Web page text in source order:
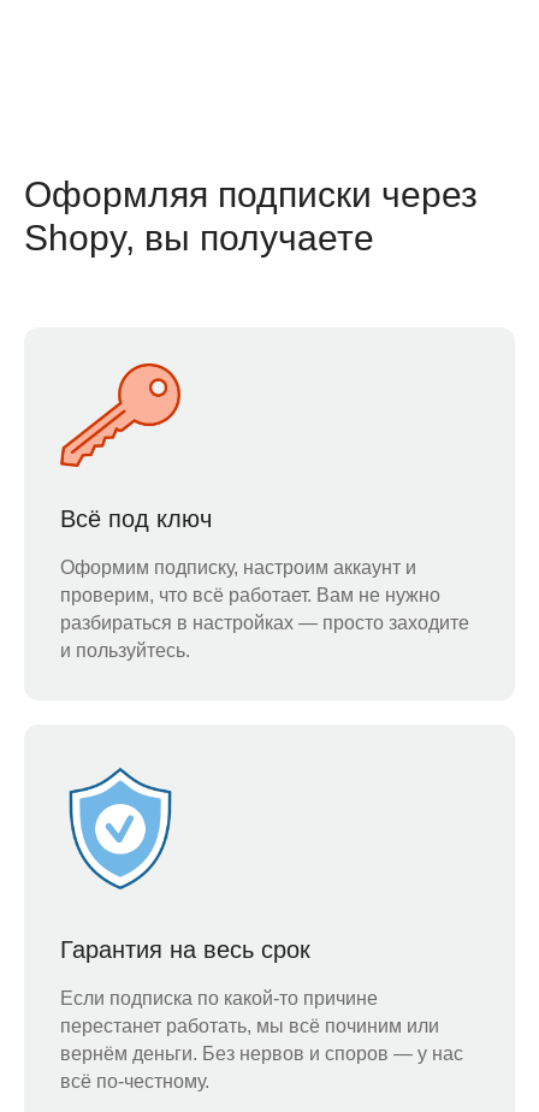
Оформляя подписки через
Shopy, вы получаете
Всё под ключ
Оформим подписку, настроим аккаунт и
проверим, что всё работает. Вам не нужно
разбираться в настройках — просто заходите
и пользуйтесь.
Гарантия на весь срок
Если подписка по какой-то причине
перестанет работать, мы всё починим или
вернём деньги. Без нервов и споров — у нас
всё по-честному.